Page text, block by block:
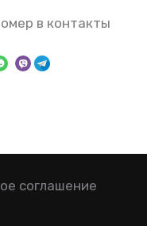
в контакты
соглашение